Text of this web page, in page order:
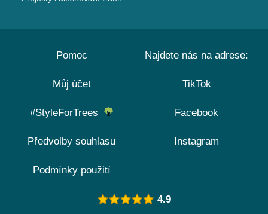
Pomoc
Můj účet
#StyleForTrees
Předvolby souhlasu
Podmínky použití
Najdete nás na adrese:
TikTok
Facebook
Instagram
4.9